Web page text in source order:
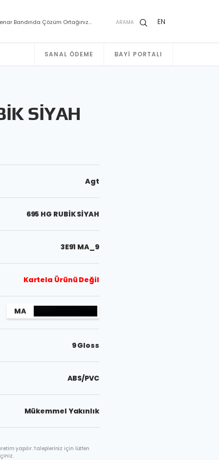
Bandında Çözüm Ortağınız… ARAMA EN
SANAL ÖDEME BAYI PORTALI
SİYAH
Agt
695 HG RUBİK SİYAH
3E91 MA_9
Kartela Ürünü Değil
MA
9 Gloss
ABS/PVC
Mükemmel Yakınlık
yapılır. Talepleriniz için lütfen